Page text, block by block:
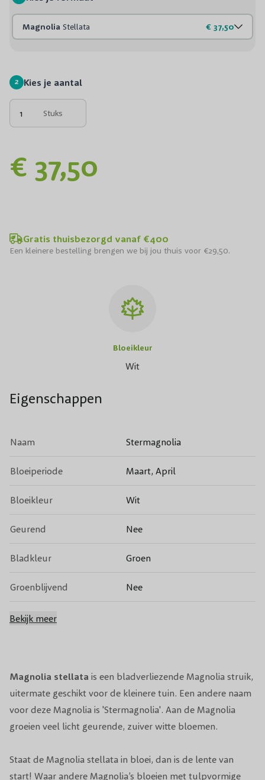
Magnolia Stellata € 37,50
2 Kies je aantal
Stuks
€ 37,50
Gratis thuisbezorgd vanaf €400
Een kleinere bestelling brengen we bij jou thuis voor €29,50.
Magnolia stellata is een bladverliezende Magnolia struik,
uitermate geschikt voor de kleinere tuin. Een andere naam
voor deze Magnolia is 'Stermagnolia'. Aan de Magnolia
groeien veel licht geurende, zuiver witte bloemen.
Staat de Magnolia stellata in bloei, dan is de lente van
start! Waar andere Magnolia’s bloeien met tulpvormige
Bloeikleur
Wit
Eigenschappen
Naam Stermagnolia
Bloeiperiode Maart, April
Bloeikleur Wit
Geurend Nee
Bladkleur Groen
Groenblijvend Nee
Vruchtdragend
Snoeiperiode Na de bloei
Standplaats
Winterhardheid Redelijk winterhard
Planttijd Jaarrond
Bekijk meer